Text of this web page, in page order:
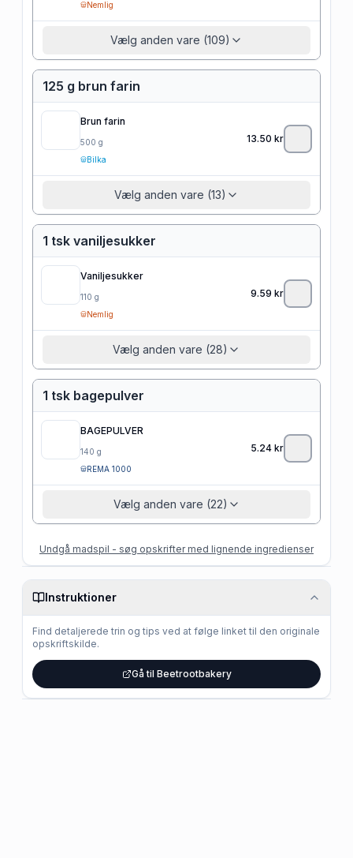
Nemlig
Vælg anden vare (109)
125 g brun farin
Brun farin
500 g
Bilka
13.50 kr
Vælg anden vare (13)
1 tsk vaniljesukker
Vaniljesukker
110 g
Nemlig
9.59 kr
Vælg anden vare (28)
1 tsk bagepulver
BAGEPULVER
140 g
REMA 1000
5.24 kr
Vælg anden vare (22)
Undgå madspil - søg opskrifter med lignende ingredienser
Instruktioner
Find detaljerede trin og tips ved at følge linket til den originale
opskriftskilde.
Gå til Beetrootbakery